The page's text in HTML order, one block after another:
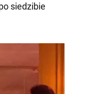
siedzibie